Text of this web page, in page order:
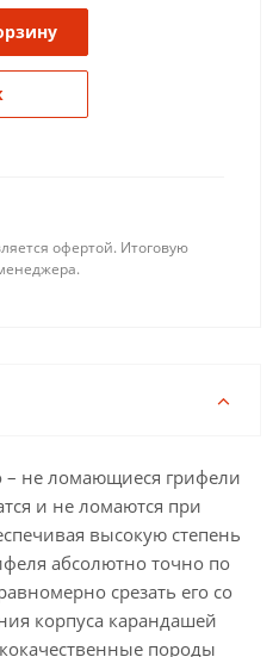
офертой. Итоговую
– не ломающиеся грифели
и не ломаются при
высокую степень
абсолютно точно по
срезать его со
корпуса карандашей
породы